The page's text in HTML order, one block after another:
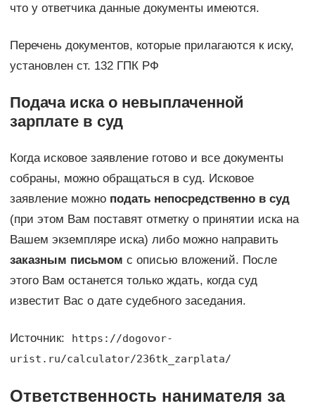
что у ответчика данные документы имеются.
Перечень документов, которые прилагаются к иску,
установлен ст. 132 ГПК РФ
Подача иска о невыплаченной
зарплате в суд
Когда исковое заявление готово и все документы
собраны, можно обращаться в суд. Исковое
заявление можно подать непосредственно в суд
(при этом Вам поставят отметку о принятии иска на
Вашем экземпляре иска) либо можно направить
заказным письмом с описью вложений. После
этого Вам останется только ждать, когда суд
известит Вас о дате судебного заседания.
Источник:
https://dogovor-
urist.ru/calculator/236tk_zarplata/
Ответственность нанимателя за